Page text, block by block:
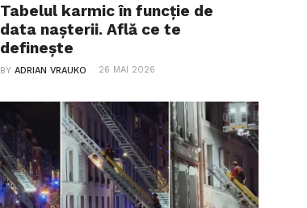
Tabelul karmic în funcție de
data nașterii. Află ce te
definește
BYADRIAN VRAUKO 26 MAI 2026